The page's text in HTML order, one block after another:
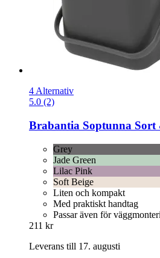
4 Alternativ
5.0 (2)
Brabantia Soptunna
Grey
Jade Green
Lilac Pink
Soft Beige
Liten och kompakt
Med praktiskt handtag
Passar även för
211 kr
Leverans till 17. augusti